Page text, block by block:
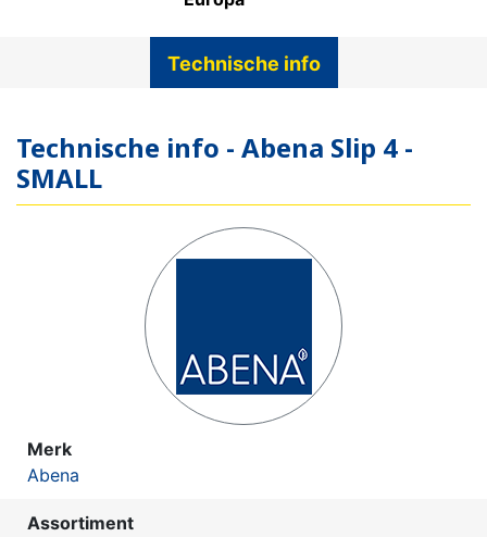
Technische info
Technische info - Abena Slip 4 -
SMALL
Merk
Abena
Assortiment